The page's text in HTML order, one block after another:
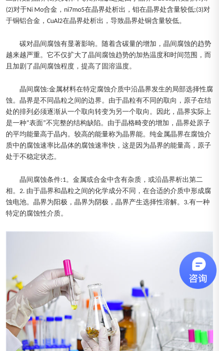
(2)对于Ni Mo合金，ni7mo5在晶界处析出，钼在晶界处含量较低;(3)对
于铜铝合金，CuAl2在晶界处析出，导致晶界处铜含量较低。
碳对晶间腐蚀有显著影响。随着含碳量的增加，晶间腐蚀的趋势
越来越严重。它不仅扩大了晶间腐蚀趋势的加热温度和时间范围，而
且加剧了晶间腐蚀程度，提高了固溶温度。
晶间腐蚀:金属材料在特定腐蚀介质中沿晶界发生的局部选择性腐
蚀。晶界是不同晶粒之间的边界。由于晶粒有不同的取向，原子在结
处的排列必须逐渐从一个取向转变为另一个取向。因此，晶界实际上
是一种“表面”不完整的结构缺陷。由于晶格畸变的增加，晶界处原子
的平均能量高于晶内。较高的能量称为晶界能。纯金属晶界在腐蚀介
质中的腐蚀速率比晶体的腐蚀速率快，这是因为晶界的能量高，原子
处于不稳定状态。
晶间腐蚀条件:1。金属或合金中含有杂质，或沿晶界析出第二
相。2. 由于晶界和晶粒之间的化学成分不同，在合适的介质中形成腐
蚀电池。晶界为阳极，晶界为阴极，晶界产生选择性溶解。3.有一种
特定的腐蚀性介质。